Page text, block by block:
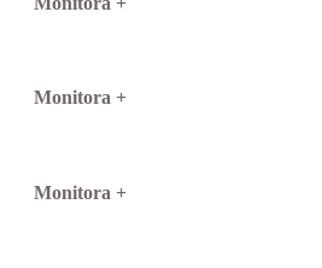
Monitora +
Monitora +